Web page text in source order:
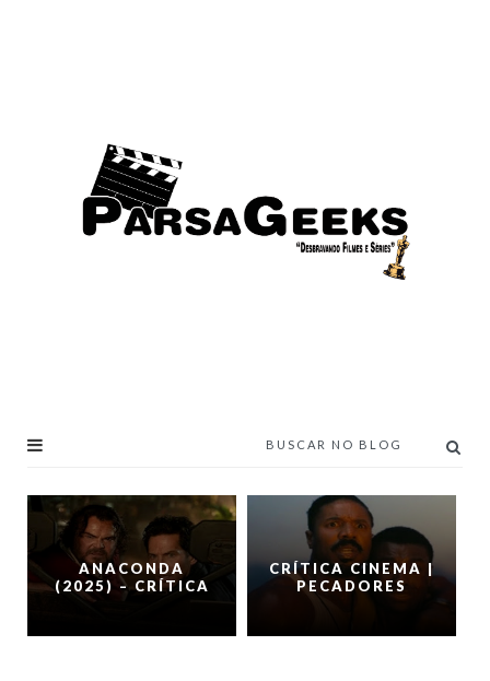
ANACONDA
(2025) – CRÍTICA
CRÍTICA CINEMA |
PECADORES